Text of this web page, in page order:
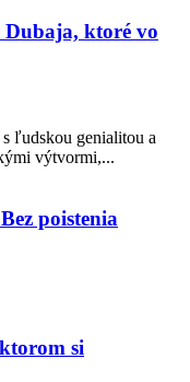
ktoré vo
ľudskou genialitou a
výtvormi,...
poistenia
si